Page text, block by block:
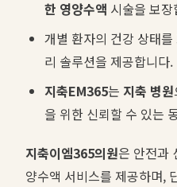
한 영양수액 시술을 보
개별 환자의 건강 상태
리 솔루션을 제공합니다.
지축EM365는 지축 병원
을 위한 신뢰할 수 있는
지축이엠365의원은 안전과
양수액 서비스를 제공하며,